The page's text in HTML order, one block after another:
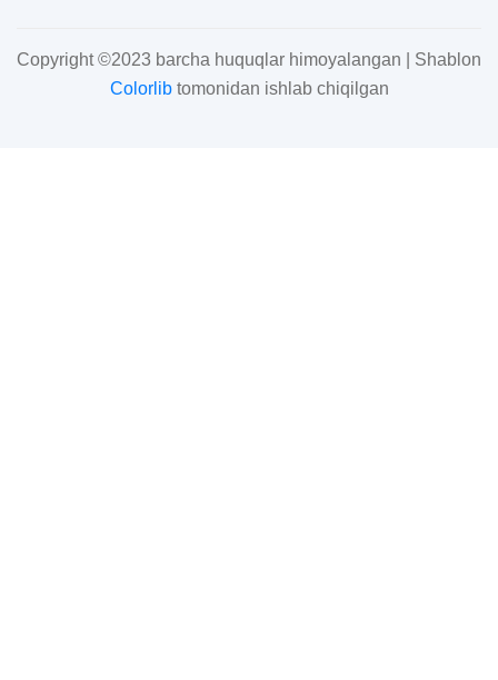
Copyright ©2023 barcha huquqlar himoyalangan | Shablon
Colorlibtomonidan ishlab chiqilgan